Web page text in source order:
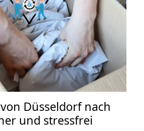
Düsseldorf nach
und stressfrei